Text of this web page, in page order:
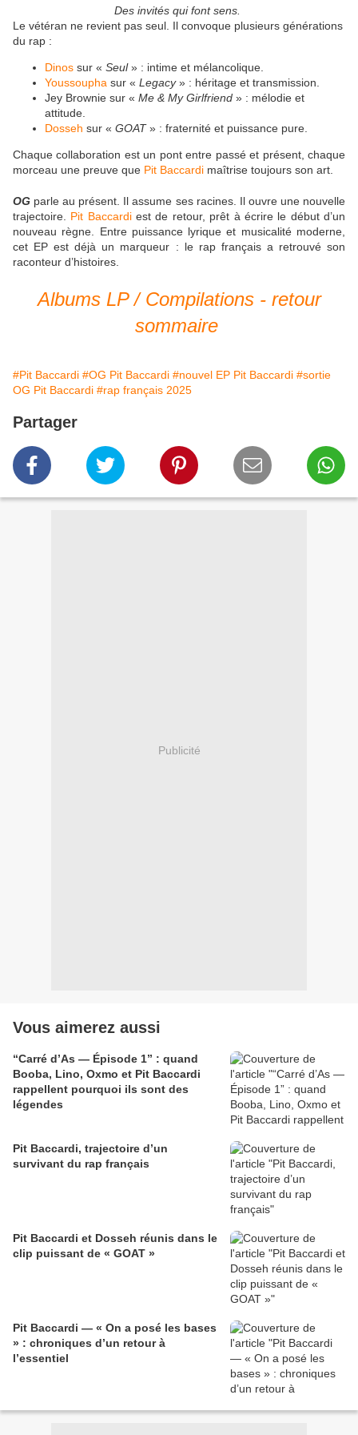
Des invités qui font sens.
Le vétéran ne revient pas seul. Il convoque plusieurs générations
du rap :
Dinos sur « Seul» : intime et mélancolique.
Youssoupha sur « Legacy» : héritage et transmission.
Jey Brownie sur « Me & My Girlfriend » : mélodie et
attitude.
Dosseh sur « GOAT» : fraternité et puissance pure.
Chaque collaboration est un pont entre passé et présent, chaque
morceau une preuve que Pit Baccardi maîtrise toujours son art.
OG parle au présent. Il assume ses racines. Il ouvre une nouvelle
trajectoire. Pit Baccardiest de retour, prêt à écrire le début d’un
nouveau règne. Entre puissance lyrique et musicalité moderne,
cet EP est déjà un marqueur : le rap français a retrouvé son
raconteur d’histoires.
Albums LP / Compilations - retour
sommaire
#Pit Baccardi #OG Pit Baccardi #nouvel EP Pit Baccardi #sortie
OG Pit Baccardi #rap français 2025
Partager
Publicité
Vous aimerez aussi
“Carré d’As — Épisode 1” : quand
Booba, Lino, Oxmo et Pit Baccardi
rappellent pourquoi ils sont des
légendes
Pit Baccardi, trajectoire d’un
survivant du rap français
Pit Baccardi et Dosseh réunis dans le
clip puissant de « GOAT »
Pit Baccardi — « On a posé les bases
» : chroniques d’un retour à
l’essentiel